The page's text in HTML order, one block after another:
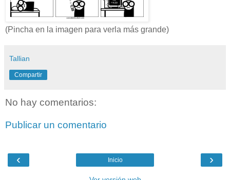
(Pincha en la imagen para verla más grande)
Tallian
Compartir
No hay comentarios:
Publicar un comentario
‹ ›
Inicio